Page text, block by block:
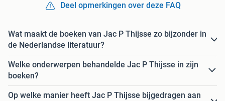
Deel opmerkingen over deze FAQ
Wat maakt de boeken van Jac P Thijsse zo bijzonder in
de Nederlandse literatuur?
Welke onderwerpen behandelde Jac P Thijsse in zijn
boeken?
Op welke manier heeft Jac P Thijsse bijgedragen aan